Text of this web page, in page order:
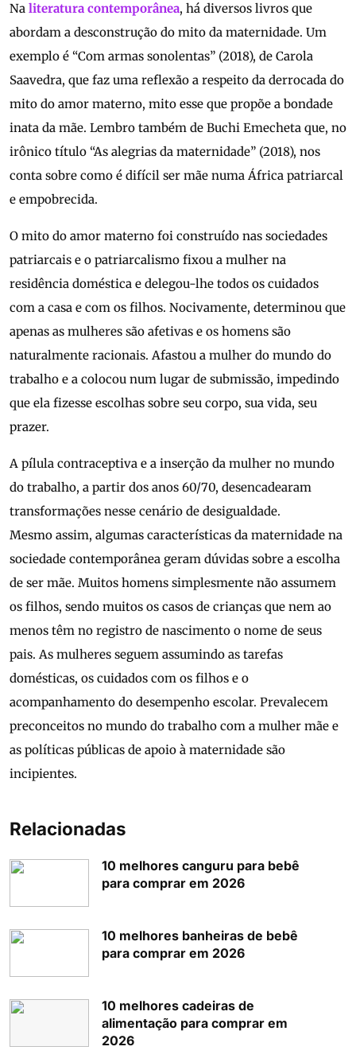
Na literatura contemporânea, há diversos livros que
abordam a desconstrução do mito da maternidade. Um
exemplo é “Com armas sonolentas” (2018), de Carola
Saavedra, que faz uma reflexão a respeito da derrocada do
mito do amor materno, mito esse que propõe a bondade
inata da mãe. Lembro também de Buchi Emecheta que, no
irônico título “As alegrias da maternidade” (2018), nos
conta sobre como é difícil ser mãe numa África patriarcal
e empobrecida.
O mito do amor materno foi construído nas sociedades
patriarcais e o patriarcalismo fixou a mulher na
residência doméstica e delegou-lhe todos os cuidados
com a casa e com os filhos. Nocivamente, determinou que
apenas as mulheres são afetivas e os homens são
naturalmente racionais. Afastou a mulher do mundo do
trabalho e a colocou num lugar de submissão, impedindo
que ela fizesse escolhas sobre seu corpo, sua vida, seu
prazer.
A pílula contraceptiva e a inserção da mulher no mundo
do trabalho, a partir dos anos 60/70, desencadearam
transformações nesse cenário de desigualdade.
Mesmo assim, algumas características da maternidade na
sociedade contemporânea geram dúvidas sobre a escolha
de ser mãe. Muitos homens simplesmente não assumem
os filhos, sendo muitos os casos de crianças que nem ao
menos têm no registro de nascimento o nome de seus
pais. As mulheres seguem assumindo as tarefas
domésticas, os cuidados com os filhos e o
acompanhamento do desempenho escolar. Prevalecem
preconceitos no mundo do trabalho com a mulher mãe e
as políticas públicas de apoio à maternidade são
incipientes.
Relacionadas
10 melhores canguru para bebê
para comprar em 2026
10 melhores banheiras de bebê
para comprar em 2026
10 melhores cadeiras de
alimentação para comprar em
2026